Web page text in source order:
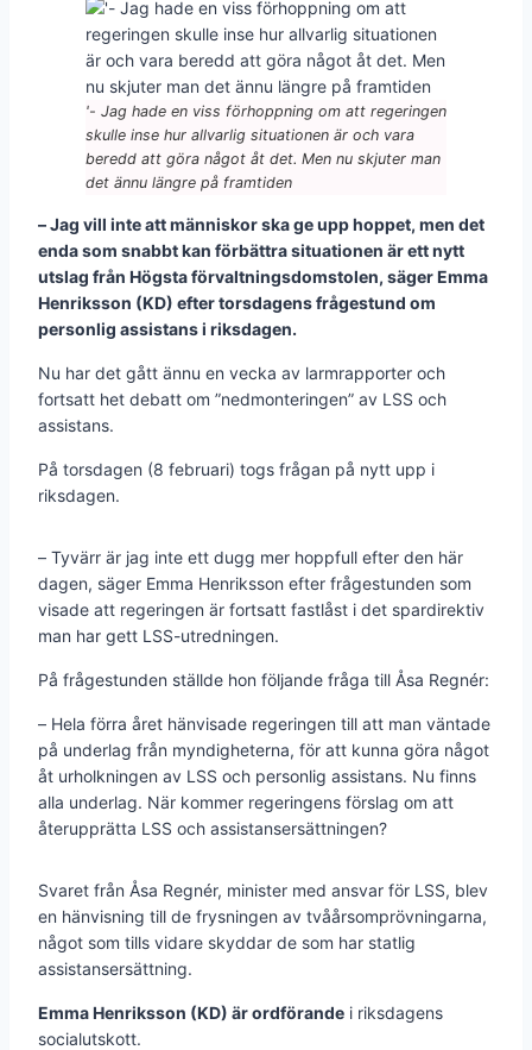
'- Jag hade en viss förhoppning om att regeringen
skulle inse hur allvarlig situationen är och vara
beredd att göra något åt det. Men nu skjuter man
det ännu längre på framtiden
– Jag vill inte att människor ska ge upp hoppet, men det
enda som snabbt kan förbättra situationen är ett nytt
utslag från Högsta förvaltningsdomstolen, säger Emma
Henriksson (KD) efter torsdagens frågestund om
personlig assistans i riksdagen.
Nu har det gått ännu en vecka av larmrapporter och
fortsatt het debatt om ”nedmonteringen” av LSS och
assistans.
På torsdagen (8 februari) togs frågan på nytt upp i
riksdagen.
– Tyvärr är jag inte ett dugg mer hoppfull efter den här
dagen, säger Emma Henriksson efter frågestunden som
visade att regeringen är fortsatt fastlåst i det spardirektiv
man har gett LSS-utredningen.
På frågestunden ställde hon följande fråga till Åsa Regnér:
– Hela förra året hänvisade regeringen till att man väntade
på underlag från myndigheterna, för att kunna göra något
åt urholkningen av LSS och personlig assistans. Nu finns
alla underlag. När kommer regeringens förslag om att
återupprätta LSS och assistansersättningen?
Svaret från Åsa Regnér, minister med ansvar för LSS, blev
en hänvisning till de frysningen av tvåårsomprövningarna,
något som tills vidare skyddar de som har statlig
assistansersättning.
Emma Henriksson (KD) är ordförande i riksdagens
socialutskott.